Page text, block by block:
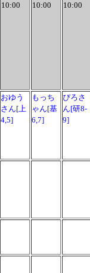
10:00
10:00
10:00
おゆう
さん[上
4,5]
もっち
ゃん[基
6,7]
ぴろさ
ん[研8-
9]